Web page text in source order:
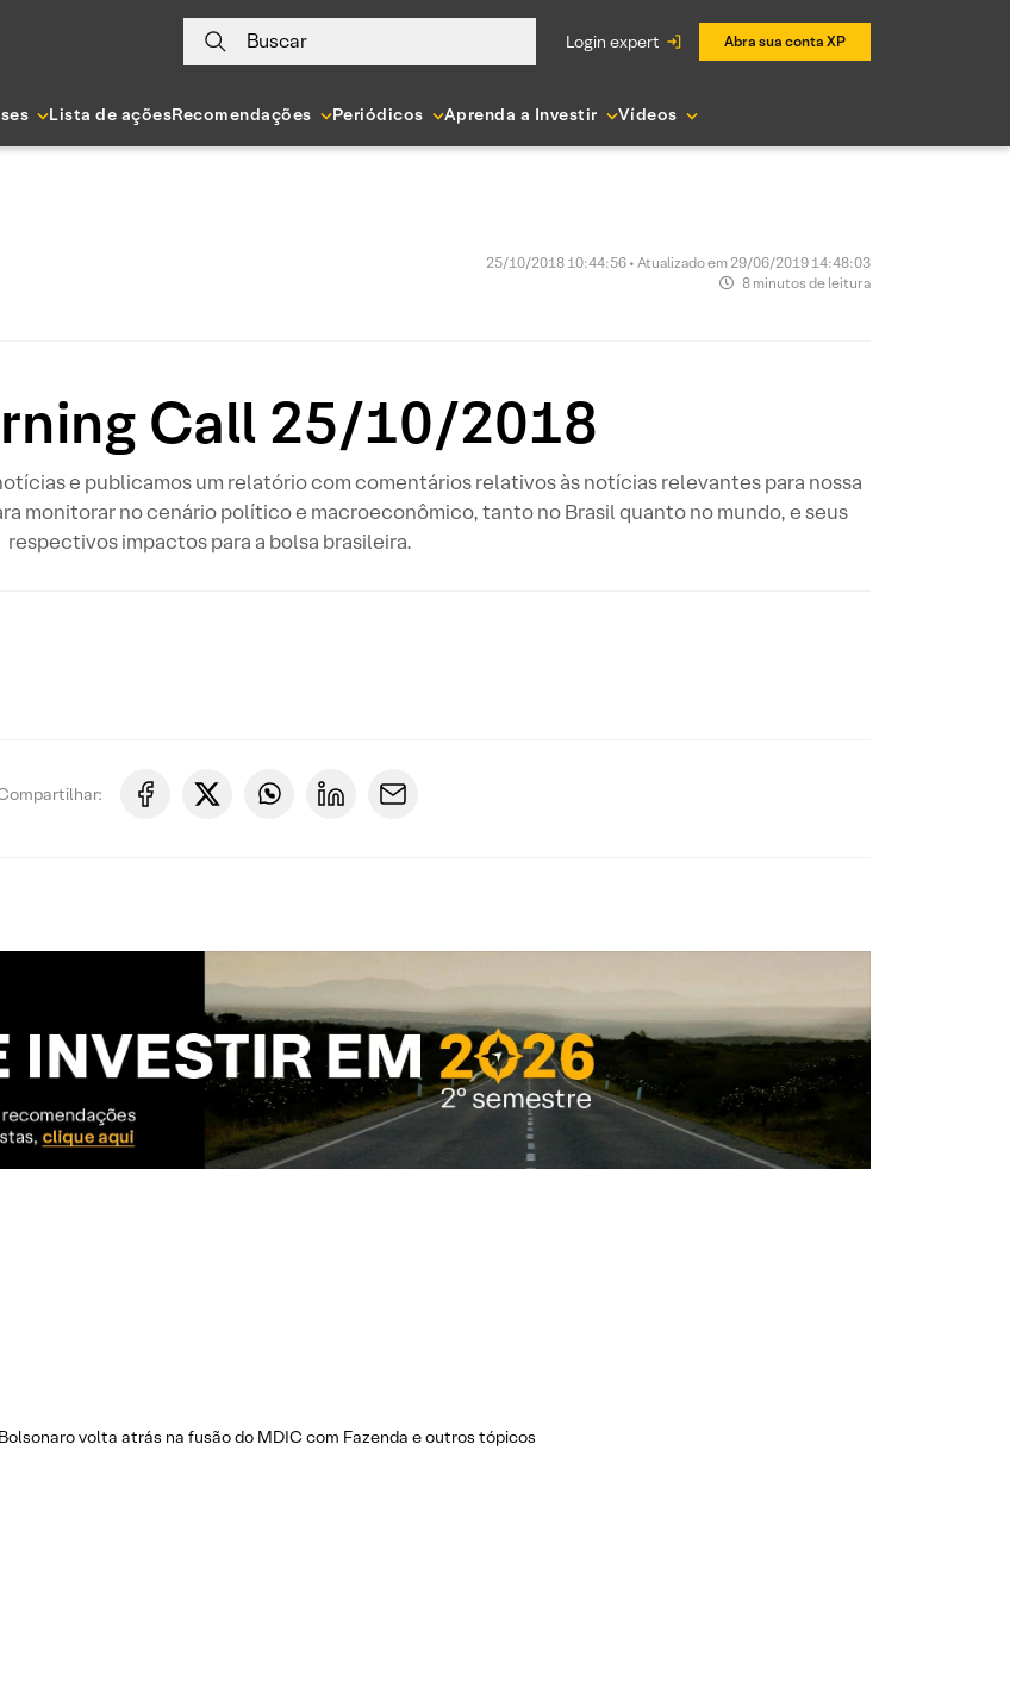
Buscar login expert Abra sua conta XP
Lista de açõesRecomendações Periódicos Aprenda a Investir Vídeos
25/10/2018 10:44:56 • Atualizado em 29/06/2019 14:48:03
8 minutos de leitura
Call 25/10/2018
e publicamos um relatório com comentários relativos às notícias relevantes para nossa
monitorar no cenário político e macroeconômico, tanto no Brasil quanto no mundo, e seus
respectivos impactos para a bolsa brasileira.
volta atrás na fusão do MDIC com Fazenda e outros tópicos